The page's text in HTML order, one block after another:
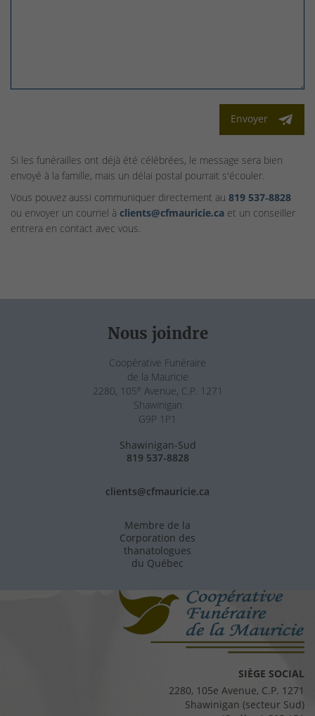
Envoyer
Si les funérailles ont déjà été célébrées, le message sera bien
envoyé à la famille, mais un délai postal pourrait s'écouler.
Vous pouvez aussi communiquer directement au 819 537‑8828
ou envoyer un courriel à clients@cfmauricie.ca et un conseiller
entrera en contact avec vous.
Nous joindre
Coopérative Funéraire
de la Mauricie
2280, 105e Avenue, C.P. 1271
Shawinigan
G9P 1P1
Shawinigan-Sud
819 537-8828
clients@cfmauricie.ca
Membre de la
Corporation des
thanatologues
du Québec
SIÈGE SOCIAL
2280, 105e Avenue, C.P. 1271
Shawinigan (secteur Sud)